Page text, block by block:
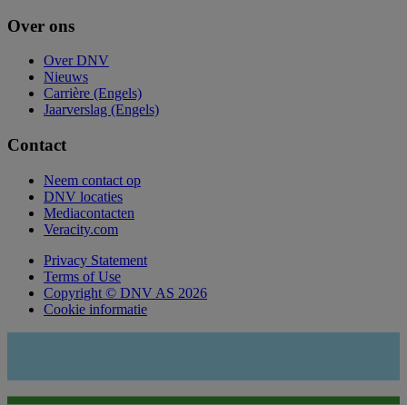
Over ons
Over DNV
Nieuws
Carrière (Engels)
Jaarverslag (Engels)
Contact
Neem contact op
DNV locaties
Mediacontacten
Veracity.com
Privacy Statement
Terms of Use
Copyright © DNV AS 2026
Cookie informatie